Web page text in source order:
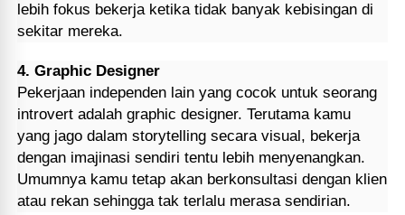
lebih fokus bekerja ketika tidak banyak kebisingan di
sekitar mereka.
4. Graphic Designer
Pekerjaan independen lain yang cocok untuk seorang
introvert adalah graphic designer. Terutama kamu
yang jago dalam storytelling secara visual, bekerja
dengan imajinasi sendiri tentu lebih menyenangkan.
Umumnya kamu tetap akan berkonsultasi dengan klien
atau rekan sehingga tak terlalu merasa sendirian.